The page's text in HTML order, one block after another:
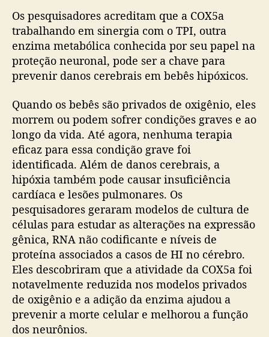
Os pesquisadores acreditam que a COX5a
trabalhando em sinergia com o TPI, outra
enzima metabólica conhecida por seu papel na
proteção neuronal, pode ser a chave para
prevenir danos cerebrais em bebês hipóxicos.
Quando os bebês são privados de oxigênio, eles
morrem ou podem sofrer condições graves e ao
longo da vida. Até agora, nenhuma terapia
eficaz para essa condição grave foi
identificada. Além de danos cerebrais, a
hipóxia também pode causar insuficiência
cardíaca e lesões pulmonares. Os
pesquisadores geraram modelos de cultura de
células para estudar as alterações na expressão
gênica, RNA não codificante e níveis de
proteína associados a casos de HI no cérebro.
Eles descobriram que a atividade da COX5a foi
notavelmente reduzida nos modelos privados
de oxigênio e a adição da enzima ajudou a
prevenir a morte celular e melhorou a função
dos neurônios.